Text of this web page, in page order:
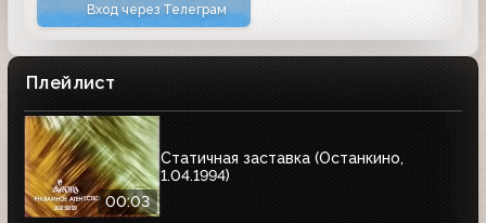
Вход через Телеграм
Плейлист
00:03
Статичная заставка (Останкино,
1.04.1994)